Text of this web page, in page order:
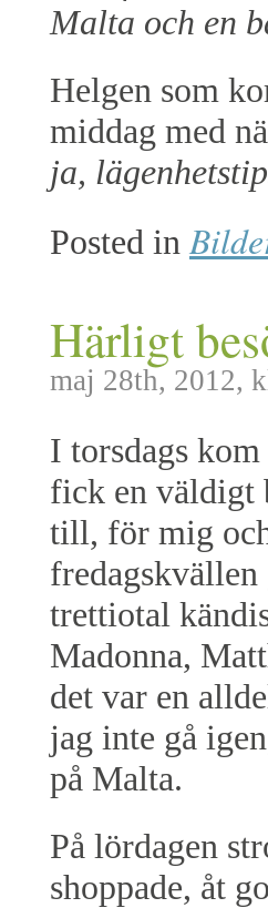
Malta och en
Helgen som
middag med
ja,
Posted in
Härligt
maj 28th, 2012,
I torsdags
fick en väldigt
till, för mig
trettiotal
Madonna,
det var en
jag inte gå
på Malta.
På lördagen
shoppade, åt